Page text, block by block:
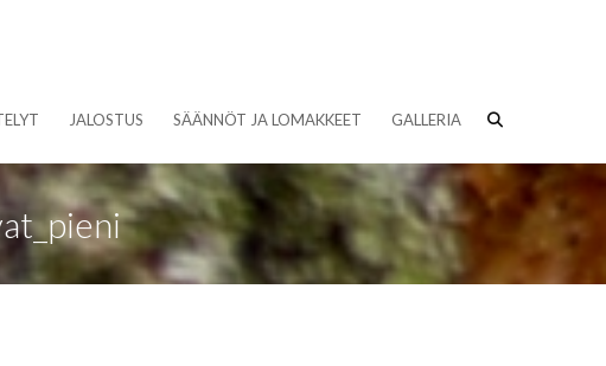
JALOSTUS SÄÄNNÖT JA LOMAKKEET GALLERIA